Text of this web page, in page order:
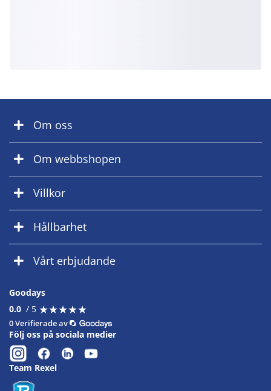
Om oss
Om webbshopen
Villkor
Hållbarhet
Vårt erbjudande
Goodays
0.0 / 5 ★★★★★
★★★★★
0 Verifierade av
Följ oss på sociala medier
Team Rexel